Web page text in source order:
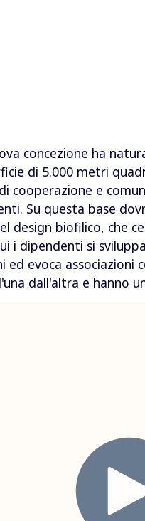
concezione ha
di 5.000 metri
cooperazione e
Su questa base
design biofilico, che
i dipendenti si
ed evoca
dall'altra e hanno